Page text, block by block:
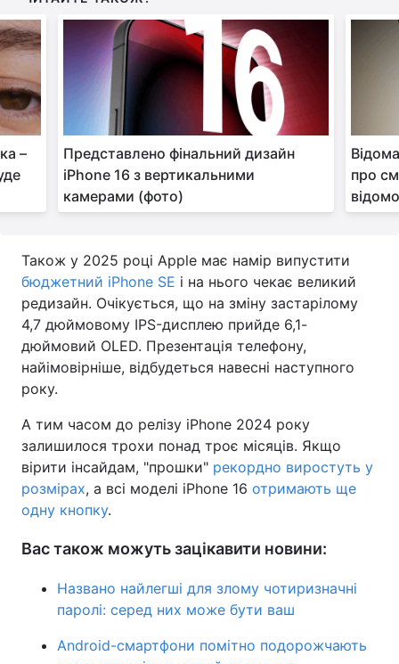
–
Представлено фінальний дизайн
iPhone 16 з вертикальними
камерами (фото)
про
Також у 2025 році Apple має намір випустити
бюджетний iPhone SE і на нього чекає великий
редизайн. Очікується, що на зміну застарілому
4,7 дюймовому IPS-дисплею прийде 6,1-
дюймовий OLED. Презентація телефону,
найімовірніше, відбудеться навесні наступного
року.
А тим часом до релізу iPhone 2024 року
залишилося трохи понад троє місяців. Якщо
вірити інсайдам, "прошки" рекордно виростуть у
розмірах, а всі моделі iPhone 16 отримають ще
одну кнопку.
Вас також можуть зацікавити новини:
Названо найлегші для злому чотиризначні
паролі: серед них може бути ваш
Android-смартфони помітно подорожчають